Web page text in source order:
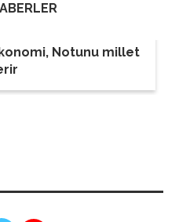
Notunu millet